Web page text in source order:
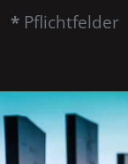
* Pflichtfelder